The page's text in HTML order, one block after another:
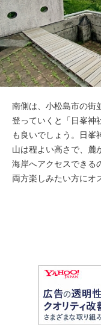
南側は、小松島市の街
登っていくと「日峯神
も良いでしょう。日峯
山は程よい高さで、麓
海岸へアクセスできる
両方楽しみたい方にオ